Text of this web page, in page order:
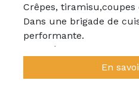
Crêpes, tiramisu,coupes
Dans une brigade de
performante.
Notre établissement est
Gouffre de Padirac. Ce
mais également
En